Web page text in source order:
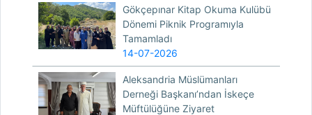
Gökçepınar Kitap Okuma Kulübü
Dönemi Piknik Programıyla
Tamamladı
14-07-2026
Aleksandria Müslümanları
Derneği Başkanı’ndan İskeçe
Müftülüğüne Ziyaret